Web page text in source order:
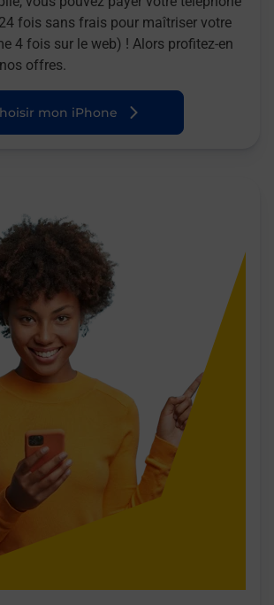
fois sans frais pour maîtriser votre
4 fois sur le web) ! Alors profitez-en
offres.
mon iPhone